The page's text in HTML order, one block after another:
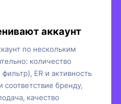
аккаунт
по нескольким
количество
ER и активность
соответствие бренду,
качество